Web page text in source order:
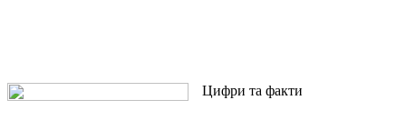
Цифри та факти